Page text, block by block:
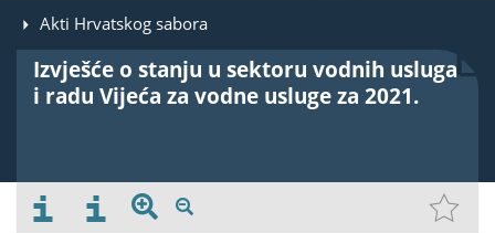
Akti Hrvatskog sabora
Izvješće o stanju u sektoru vodnih usluga
i radu Vijeća za vodne usluge za 2021.